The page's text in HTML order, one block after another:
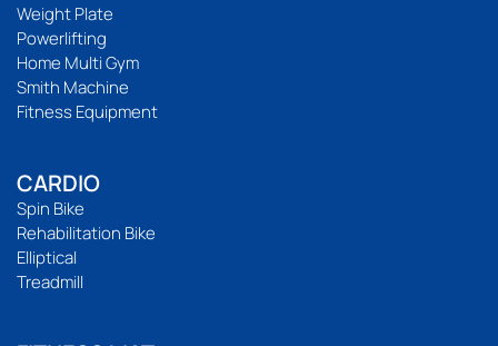
Weight Plate
Powerlifting
Home Multi Gym
Smith Machine
Fitness Equipment
CARDIO
Spin Bike
Rehabilitation Bike
Elliptical
Treadmill